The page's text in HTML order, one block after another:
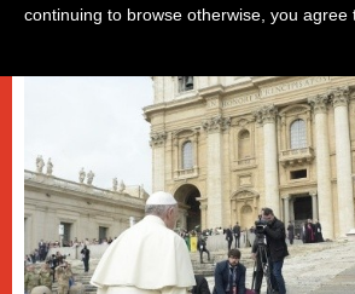
continuing to browse otherwise, you agree